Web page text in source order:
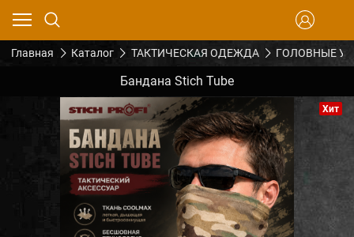
Главная Каталог ТАКТИЧЕСКАЯ ОДЕЖДА ГОЛОВНЫЕ
Бандана Stich Tube
Хит